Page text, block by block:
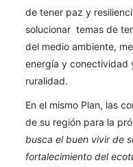
de tener paz y
solucionar temas de
del medio ambiente,
energía y conectividad
ruralidad.
En el mismo Plan, las
de su región para la
busca el buen vivir de
fortalecimiento del